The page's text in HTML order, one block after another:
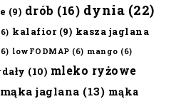
(9) drób (16) dynia (22)
kalafior(9) kasza jaglana
lowFODMAP (6) mango (6)
(10) mleko ryżowe
mąka jaglana (13) mąka